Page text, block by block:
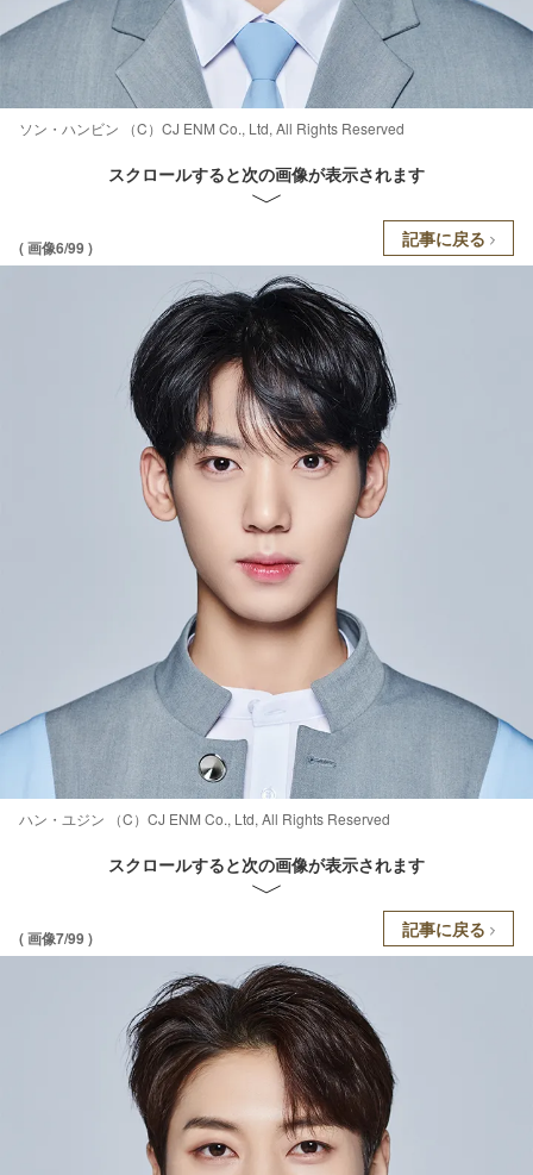
ソン・ハンビン （C）CJ ENM Co., Ltd, All Rights Reserved
スクロールすると次の画像が表示されます
( 画像6/99 ) 記事に戻る
ハン・ユジン （C）CJ ENM Co., Ltd, All Rights Reserved
スクロールすると次の画像が表示されます
( 画像7/99 ) 記事に戻る